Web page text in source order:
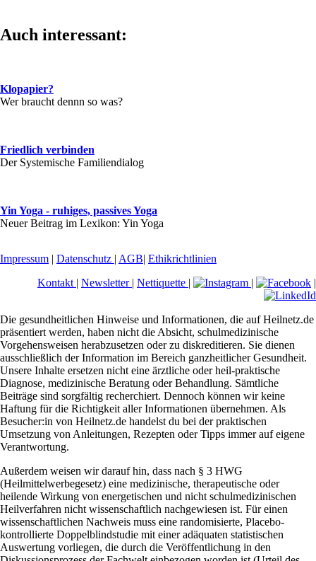
Auch interessant:
Klopapier?
Wer braucht dennn so was?
Friedlich verbinden
Der Systemische Familiendialog
Yin Yoga - ruhiges, passives Yoga
Neuer Beitrag im Lexikon: Yin Yoga
Impressum | Datenschutz | AGB| Ethikrichtlinien
Kontakt | Newsletter | Nettiquette | | |
Die gesundheitlichen Hinweise und Informationen, die auf Heilnetz.de
präsentiert werden, haben nicht die Absicht, schulmedizinische
Vorgehensweisen herabzusetzen oder zu diskreditieren. Sie dienen
ausschließlich der Information im Bereich ganzheitlicher Gesundheit.
Unsere Inhalte ersetzen nicht eine ärztliche oder heil-praktische
Diagnose, medizinische Beratung oder Behandlung. Sämtliche
Beiträge sind sorgfältig recherchiert. Dennoch können wir keine
Haftung für die Richtigkeit aller Informationen übernehmen. Als
Besucher:in von Heilnetz.de handelst du bei der praktischen
Umsetzung von Anleitungen, Rezepten oder Tipps immer auf eigene
Verantwortung.
Außerdem weisen wir darauf hin, dass nach § 3 HWG
(Heilmittelwerbegesetz) eine medizinische, therapeutische oder
heilende Wirkung von energetischen und nicht schulmedizinischen
Heilverfahren nicht wissenschaftlich nachgewiesen ist. Für einen
wissenschaftlichen Nachweis muss eine randomisierte, Placebo-
kontrollierte Doppelblindstudie mit einer adäquaten statistischen
Auswertung vorliegen, die durch die Veröffentlichung in den